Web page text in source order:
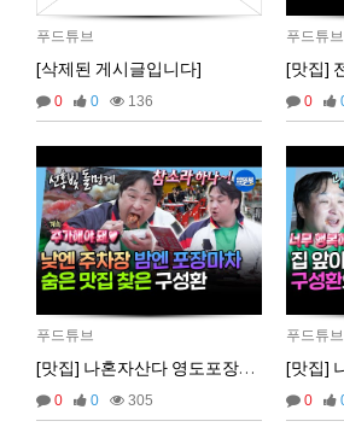
푸드튜브
[삭제된 게시글입니다]
0 0 136
푸드튜브
[맛집]
0
푸드튜브
[맛집] 나혼자산다 영도포장마차거리
0 0 305
푸드튜브
0
마스터욱 애플 승인완료~
비회원68l9ghg8eneq0bsbgv6odmq3eh 까꿍
2025년 09월 07일 일
벌레세끼 서울 놀러와라